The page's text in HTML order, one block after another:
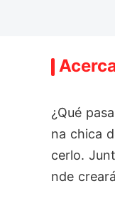
¿Qué
na chica
cerlo.